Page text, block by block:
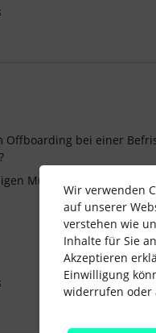
Offboarding bei einer
München
Wir verwenden
auf unserer
verstehen wie
Inhalte für Sie
Akzeptieren
Einwilligung
widerrufen oder